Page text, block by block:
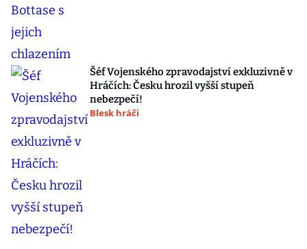
Šéf Vojenského zpravodajství exkluzivně v
Hráčích: Česku hrozil vyšší stupeň
nebezpečí!
Blesk hráči